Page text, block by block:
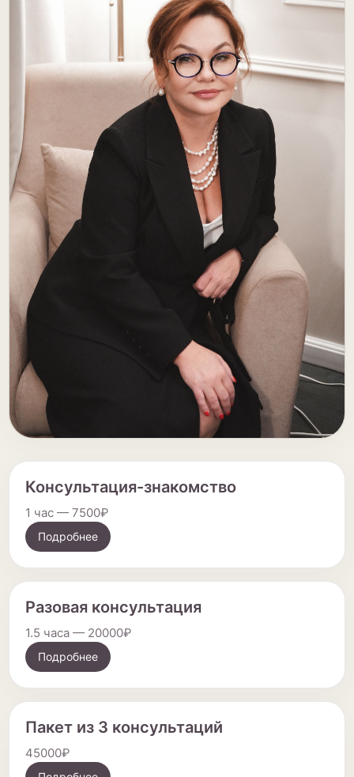
Консультация-знакомство
1 час — 7500₽
Подробнее
Разовая консультация
1.5 часа — 20000₽
Подробнее
Пакет из 3 консультаций
45000₽